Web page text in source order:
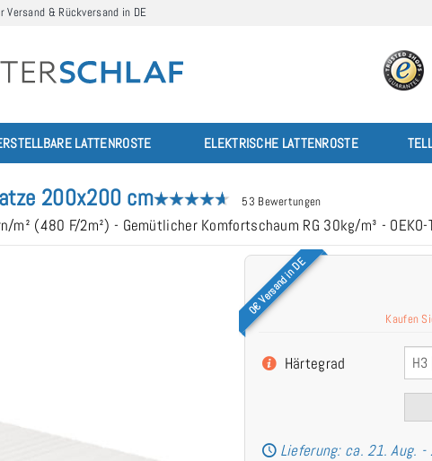
Versand & Rückversand in DE
LATTENROSTE ELEKTRISCHE LATTENROSTE
200x200 cm 53 Bewertungen
(480 F/2m²) - Gemütlicher Komfortschaum RG 30kg/m³ - OEKO-
0€ Versand in DE
Kaufen
Härtegrad
Lieferung: ca. 21. Aug. -